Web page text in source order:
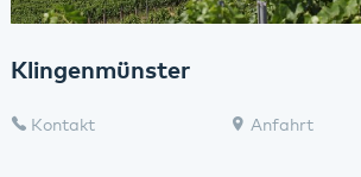
Klingenmünster
Kontakt Anfahrt